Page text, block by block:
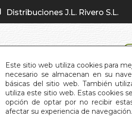
Este sitio web utiliza cookies para
necesario se almacenan en su
básicas del sitio web. También
utiliza este sitio web. Estas cookies
opción de optar por no recibir
afectar su experiencia de navegación.
Distribuciones J.L. Rivero S.L.
INICIO